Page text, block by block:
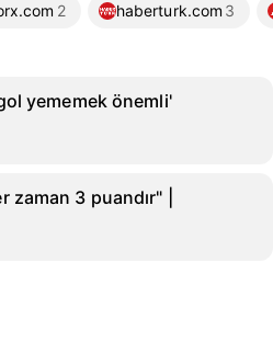
2 haberturk.com 3
yememek önemli'
3 puandır" |